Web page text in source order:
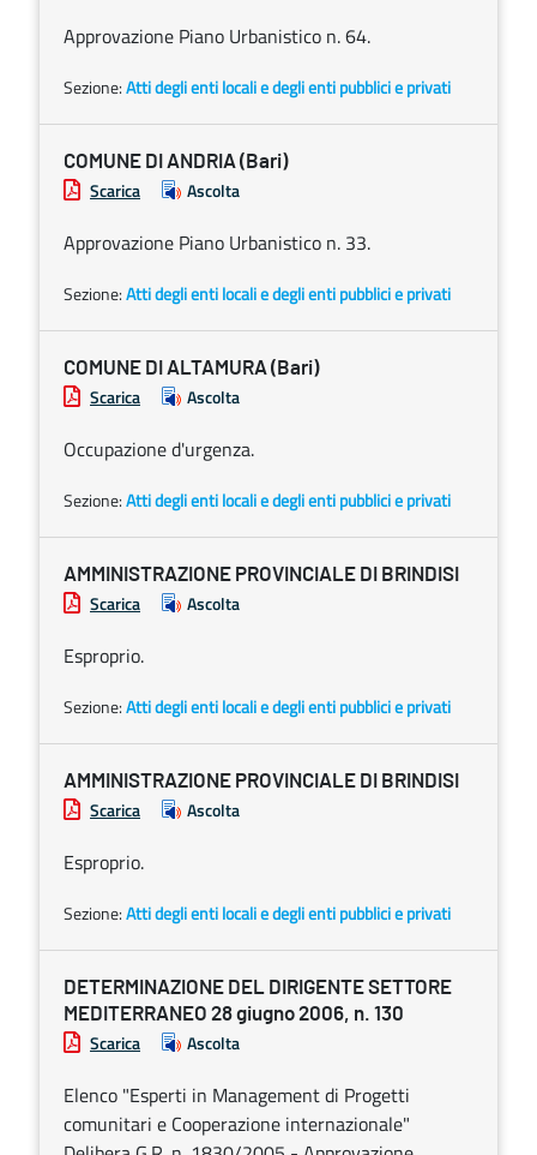
Approvazione Piano Urbanistico n. 64.
Sezione:Atti degli enti locali e degli enti pubblici e privati
COMUNE DI ANDRIA (Bari)
Scarica Ascolta
Approvazione Piano Urbanistico n. 33.
Sezione:Atti degli enti locali e degli enti pubblici e privati
COMUNE DI ALTAMURA (Bari)
Scarica Ascolta
Occupazione d'urgenza.
Sezione:Atti degli enti locali e degli enti pubblici e privati
AMMINISTRAZIONE PROVINCIALE DI BRINDISI
Scarica Ascolta
Esproprio.
Sezione:Atti degli enti locali e degli enti pubblici e privati
AMMINISTRAZIONE PROVINCIALE DI BRINDISI
Scarica Ascolta
Esproprio.
Sezione:Atti degli enti locali e degli enti pubblici e privati
DETERMINAZIONE DEL DIRIGENTE SETTORE
MEDITERRANEO 28 giugno 2006, n. 130
Scarica Ascolta
Elenco "Esperti in Management di Progetti
comunitari e Cooperazione internazionale"